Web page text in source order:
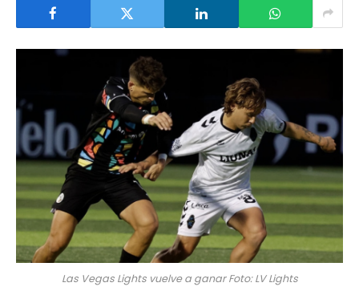
Las Vegas Lights vuelve a ganar Foto: LV Lights